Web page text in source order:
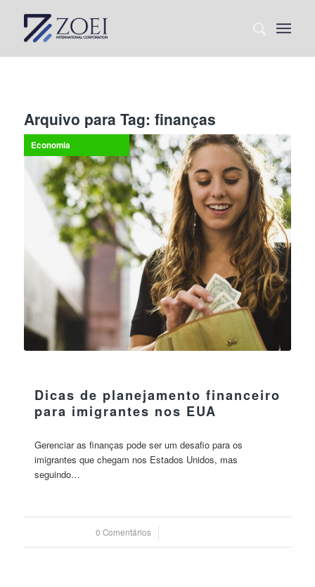
Arquivo para Tag: finanças
Economia
Dicas de planejamento financeiro
para imigrantes nos EUA
Gerenciar as finanças pode ser um desafio para os
imigrantes que chegam nos Estados Unidos, mas
seguindo…
0 Comentários
/